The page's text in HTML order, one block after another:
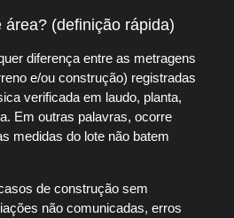
(definição rápida)
diferença entre as metragens
e/ou construção) registradas
verificada em laudo, planta,
Em outras palavras, ocorre
medidas do lote não batem
de construção sem
não comunicadas, erros